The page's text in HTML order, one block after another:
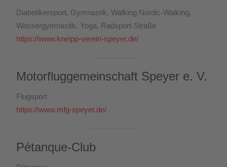
Diabetikersport, Gymnastik, Walking Nordic-Walking,
Wassergymnastik, Yoga, Radsport-Straße
https://www.kneipp-verein-speyer.de/
Motorfluggemeinschaft Speyer e. V.
Flugsport
https://www.mfg-speyer.de/
Pétanque-Club